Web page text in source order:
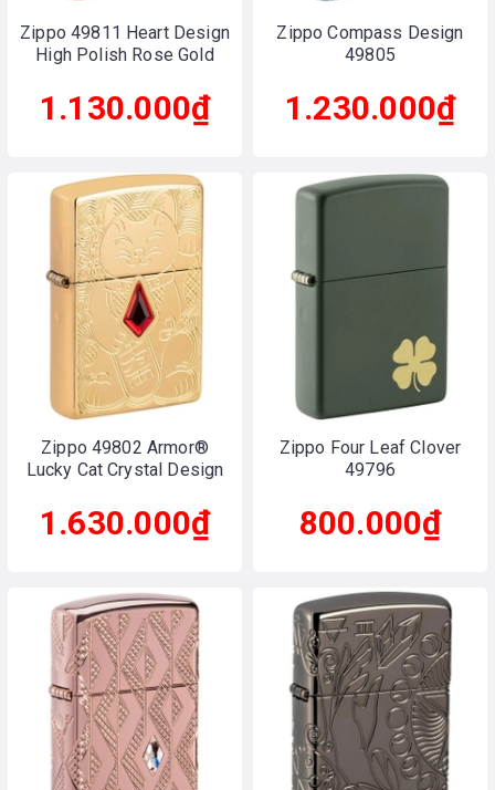
Zippo 49811 Heart Design
High Polish Rose Gold
1.130.000₫
Zippo Compass Design
49805
1.230.000₫
Zippo 49802 Armor®
Lucky Cat Crystal Design
1.630.000₫
Zippo Four Leaf Clover
49796
800.000₫